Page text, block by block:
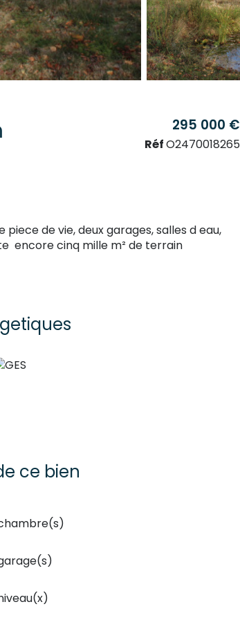
295 000 €
RéfO2470018265
de vie, deux garages, salles d eau,
encore cinq mille m² de terrain
ce bien